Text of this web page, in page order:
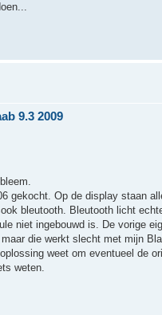
9.3 2009
gekocht. Op de display staan
bleutooth. Bleutooth licht
niet ingebouwd is. De vorige
die werkt slecht met mijn
weet om eventueel de
weten.